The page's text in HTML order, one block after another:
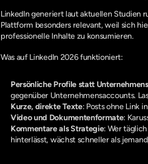
LinkedIn generiert laut aktuellen Studien
Plattform besonders relevant, weil sich
professionelle Inhalte zu konsumieren.
Was auf LinkedIn 2026 funktioniert:
Persönliche Profile statt
gegenüber Unternehmensaccounts.
Kurze, direkte Texte: Posts ohne Link
Video und Dokumentenformate:
Kommentare als Strategie: Wer
hinterlässt, wächst schneller als